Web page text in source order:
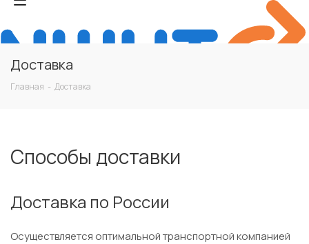
Доставка
Главная - Доставка
Способы доставки
Доставка по России
Осуществляется оптимальной транспортной компанией